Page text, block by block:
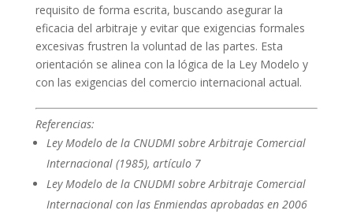
requisito de forma escrita, buscando asegurar la
eficacia del arbitraje y evitar que exigencias formales
excesivas frustren la voluntad de las partes. Esta
orientación se alinea con la lógica de la Ley Modelo y
con las exigencias del comercio internacional actual.
Referencias:
Ley Modelo de la CNUDMI sobre Arbitraje Comercial
Internacional (1985), artículo 7
Ley Modelo de la CNUDMI sobre Arbitraje Comercial
Internacional con las Enmiendas aprobadas en 2006